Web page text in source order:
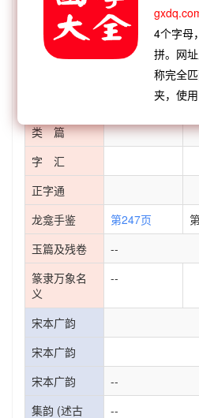
说文解字诂
--
类 篇
字 汇
正字通
龙龛手鉴
第247页
玉篇及残卷
--
篆隶万象名
义
--
宋本广韵
宋本广韵
宋本广韵
--
集韵 (述古
--
4个字母
拼。网
称完全
夹，使